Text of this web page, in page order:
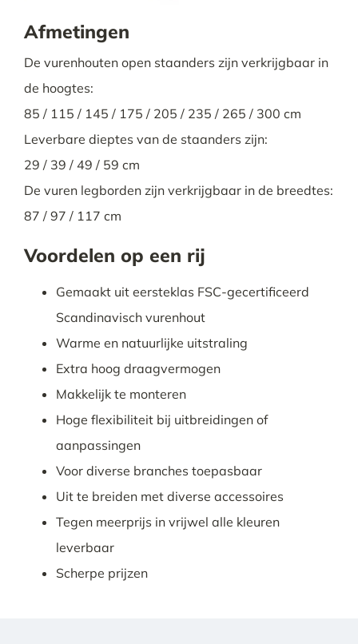
Afmetingen
De vurenhouten open staanders zijn verkrijgbaar in
de hoogtes:
85 / 115 / 145 / 175 / 205 / 235 / 265 / 300 cm
Leverbare dieptes van de staanders zijn:
29 / 39 / 49 / 59 cm
De vuren legborden zijn verkrijgbaar in de breedtes:
87 / 97 / 117 cm
Voordelen op een rij
Gemaakt uit eersteklas FSC-gecertificeerd
Scandinavisch vurenhout
Warme en natuurlijke uitstraling
Extra hoog draagvermogen
Makkelijk te monteren
Hoge flexibiliteit bij uitbreidingen of
aanpassingen
Voor diverse branches toepasbaar
Uit te breiden met diverse accessoires
Tegen meerprijs in vrijwel alle kleuren
leverbaar
Scherpe prijzen